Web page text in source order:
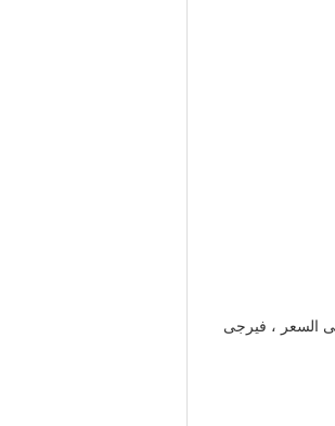
على السعر ، فيرجى